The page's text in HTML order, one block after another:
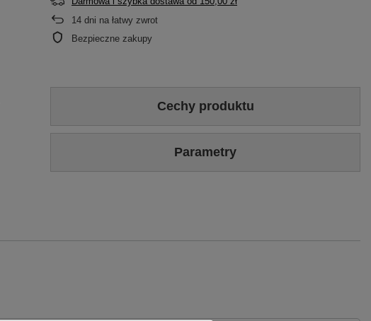
14 dni na łatwy zwrot
Bezpieczne zakupy
Cechy produktu
noszonego rozmiaru)
Parametry